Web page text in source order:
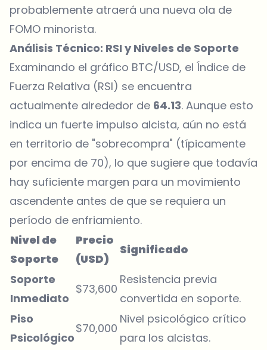
probablemente atraerá una nueva ola de
FOMO minorista.
Análisis Técnico: RSI y Niveles de Soporte
Examinando el gráfico BTC/USD, el Índice de
Fuerza Relativa (RSI) se encuentra
actualmente alrededor de 64.13. Aunque esto
indica un fuerte impulso alcista, aún no está
en territorio de "sobrecompra" (típicamente
por encima de 70), lo que sugiere que todavía
hay suficiente margen para un movimiento
ascendente antes de que se requiera un
período de enfriamiento.
Nivel de
Soporte
Precio
(USD)
Significado
Soporte
Inmediato
$73,600
Resistencia previa
convertida en soporte.
Piso
Psicológico
$70,000
Nivel psicológico crítico
para los alcistas.